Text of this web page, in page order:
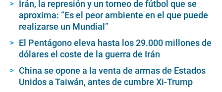
Irán, la represión y un torneo de fútbol que se
aproxima: “Es el peor ambiente en el que puede
realizarse un Mundial”
El Pentágono eleva hasta los 29.000 millones de
dólares el coste de la guerra de Irán
China se opone a la venta de armas de Estados
Unidos a Taiwán, antes de cumbre Xi-Trump